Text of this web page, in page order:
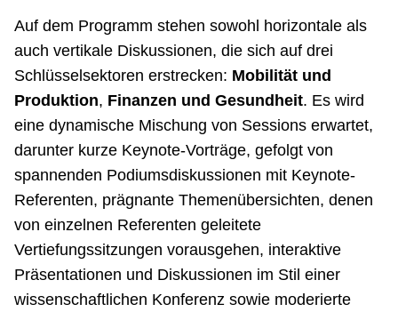
Auf dem Programm stehen sowohl horizontale als
auch vertikale Diskussionen, die sich auf drei
Schlüsselsektoren erstrecken: Mobilität und
Produktion, Finanzen und Gesundheit. Es wird
eine dynamische Mischung von Sessions erwartet,
darunter kurze Keynote-Vorträge, gefolgt von
spannenden Podiumsdiskussionen mit Keynote-
Referenten, prägnante Themenübersichten, denen
von einzelnen Referenten geleitete
Vertiefungssitzungen vorausgehen, interaktive
Präsentationen und Diskussionen im Stil einer
wissenschaftlichen Konferenz sowie moderierte